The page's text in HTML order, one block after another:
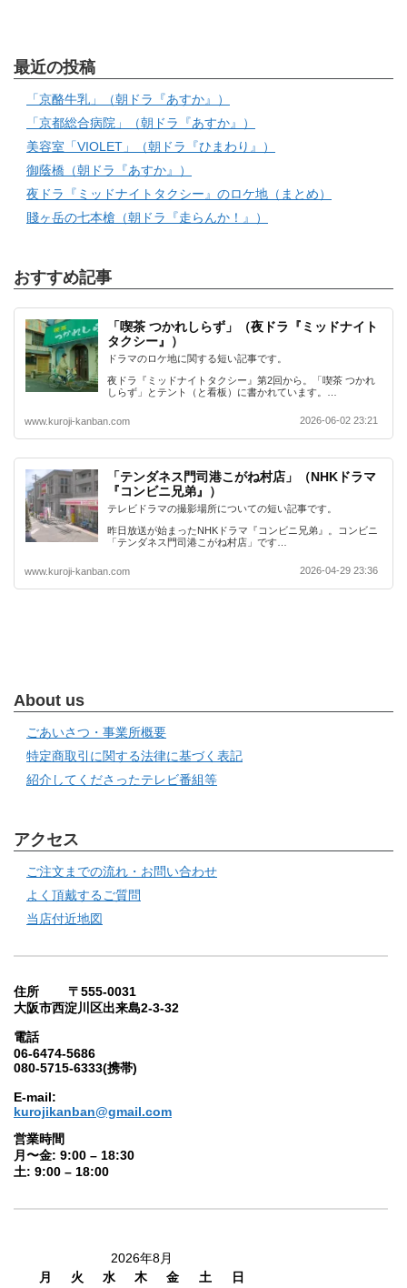
最近の投稿
「京酪牛乳」（朝ドラ『あすか』）
「京都総合病院」（朝ドラ『あすか』）
美容室「VIOLET」（朝ドラ『ひまわり』）
御蔭橋（朝ドラ『あすか』）
夜ドラ『ミッドナイトタクシー』のロケ地（まとめ）
賤ヶ岳の七本槍（朝ドラ『走らんか！』）
おすすめ記事
「喫茶 つかれしらず」（夜ドラ『ミッドナイト
タクシー』）
ドラマのロケ地に関する短い記事です。
夜ドラ『ミッドナイトタクシー』第2回から。「喫茶 つかれ
しらず」とテント（と看板）に書かれています。…
www.kuroji-kanban.com 2026-06-02 23:21
「テンダネス門司港こがね村店」（NHKドラマ
『コンビニ兄弟』）
テレビドラマの撮影場所についての短い記事です。
昨日放送が始まったNHKドラマ『コンビニ兄弟』。コンビニ
「テンダネス門司港こがね村店」です…
www.kuroji-kanban.com 2026-04-29 23:36
About us
ごあいさつ・事業所概要
特定商取引に関する法律に基づく表記
紹介してくださったテレビ番組等
アクセス
ご注文までの流れ・お問い合わせ
よく頂戴するご質問
当店付近地図
住所 〒555-0031
大阪市西淀川区出来島2-3-32
電話
06-6474-5686
080-5715-6333(携帯)
E-mail:
kurojikanban@gmail.com
営業時間
月〜金: 9:00 – 18:30
土: 9:00 – 18:00
2026年8月
月
火 水 木 金 土
日